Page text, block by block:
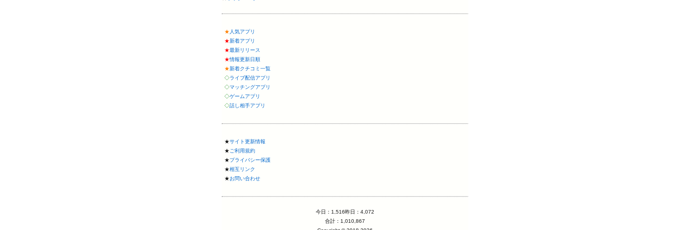
★人気アプリ
★新着アプリ
★最新リリース
★情報更新日順
★新着クチコミ一覧
◇ライブ配信アプリ
◇マッチングアプリ
◇ゲームアプリ
◇話し相手アプリ
★サイト更新情報
★ご利用規約
★プライバシー保護
★相互リンク
★お問い合わせ
今日：1,516昨日：4,072
合計：1,010,867